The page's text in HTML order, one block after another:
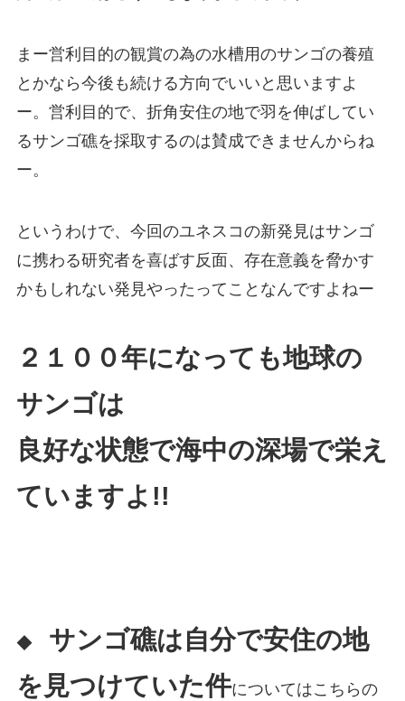
まー営利目的の観賞の為の水槽用のサンゴの養殖
とかなら今後も続ける方向でいいと思いますよ
ー。営利目的で、折角安住の地で羽を伸ばしてい
るサンゴ礁を採取するのは賛成できませんからね
ー。
というわけで、今回のユネスコの新発見はサンゴ
に携わる研究者を喜ばす反面、存在意義を脅かす
かもしれない発見やったってことなんですよねー
２１００年になっても地球の
サンゴは
良好な状態で海中の深場で栄え
ていますよ!!
◆ サンゴ礁は自分で安住の地
を見つけていた件についてはこちらの